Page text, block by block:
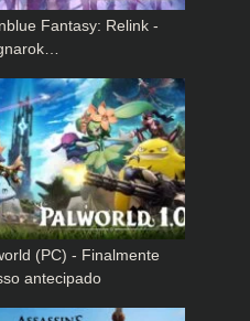
Fantasy: Relink -
(PC) - Finalmente
antecipado